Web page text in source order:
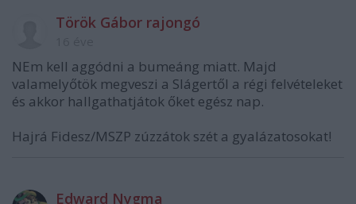
Török Gábor rajongó
NEm kell aggódni a bumeáng miatt. Majd
valamelyőtök megveszi a Slágertől a régi felvételeket
és akkor hallgathatjátok őket egész nap.
Hajrá Fidesz/MSZP zúzzátok szét a gyalázatosokat!
Edward Nygma